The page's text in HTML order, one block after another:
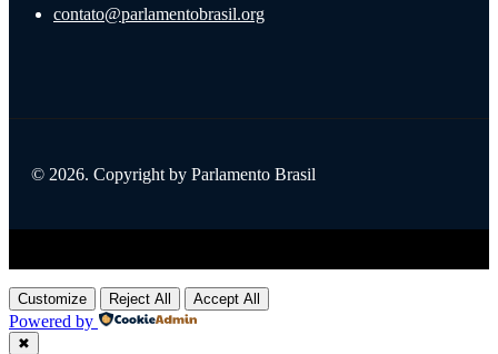
contato@parlamentobrasil.org
© 2026. Copyright by Parlamento Brasil
Customize Reject All Accept All
Powered by
✖